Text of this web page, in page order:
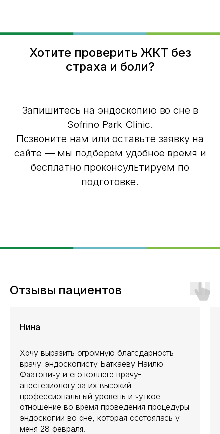
Хотите проверить ЖКТ без
страха и боли?
Запишитесь на эндоскопию во сне в
Sofrino Park Clinic.
Позвоните нам или оставьте заявку на
сайте — мы подберем удобное время и
бесплатно проконсультируем по
подготовке.
Отзывы пациентов
Нина
Хочу выразить огромную благодарность
врачу-эндоскописту Баткаеву Наилю
Фаатовичу и его коллеге врачу-
анестезиологу за их высокий
профессиональный уровень и чуткое
отношение во время проведения процедуры
эндоскопии во сне, которая состоялась у
меня 28 февраля.